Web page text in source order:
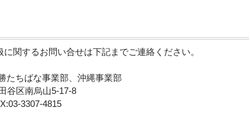
関するお問い合せは下記までご連絡ください。
たちばな事業部、沖縄事業部
谷区南烏山5-17-8
3307-4815